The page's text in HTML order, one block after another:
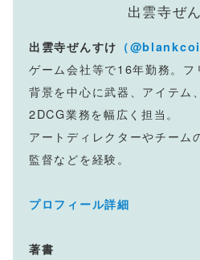
出雲寺ぜ
出雲寺ぜんすけ （
ゲーム会社等で16年勤務。フ
背景を中心に武器、アイテム
2DCG業務を幅広く担当。
アートディレクターやチーム
監督などを経験。
プロフィール詳細
著書